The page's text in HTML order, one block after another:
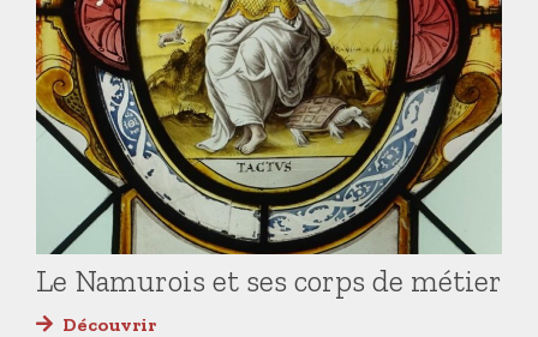
Le Namurois et ses corps de métier
Découvrir